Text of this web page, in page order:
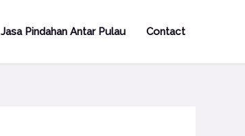
Jasa Pindahan Antar Pulau Contact